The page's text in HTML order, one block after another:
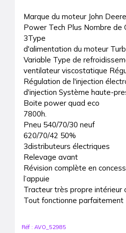
Marque du moteur John
Power Tech Plus Nombre de
3Type
d'alimentation du moteur
Variable Type de
ventilateur viscostatique
Régulation de l'injection
d'injection Système haute-
Boite power quad eco
7800h.
Pneu 540/70/30 neuf
620/70/42 50%
3distributeurs électriques
Relevage avant
Révision complète en
l’appuie
Tracteur très propre intérieur
Tout fonctionne parfaitement
Réf : AVO_52985